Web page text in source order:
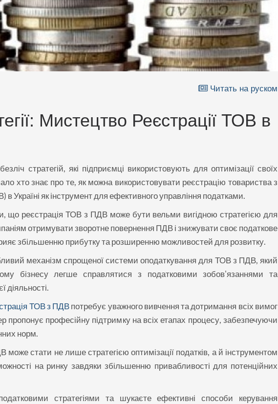
Читать на руском
Мистецтво Реєстрації ТОВ в
стратегій, які підприємці використовують для оптимізації своїх
хто знає про те, як можна використовувати реєстрацію товариства з
Україні як інструмент для ефективного управління податками.
що реєстрація ТОВ з ПДВ може бути вельми вигідною стратегією для
отримувати зворотне повернення ПДВ і знижувати своє податкове
збільшенню прибутку та розширенню можливостей для розвитку.
механізм спрощеної системи оподаткування для ТОВ з ПДВ, який
бізнесу легше справлятися з податковими зобов'язаннями та
діяльності.
ТОВ з ПДВпотребує уважного вивчення та дотримання всіх вимог
пропонує професійну підтримку на всіх етапах процесу, забезпечуючи
норм.
стати не лише стратегією оптимізації податків, а й інструментом
на ринку завдяки збільшенню привабливості для потенційних
стратегіями та шукаєте ефективні способи керування